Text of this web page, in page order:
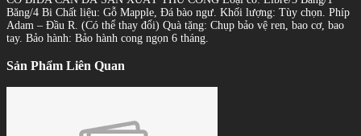
Băng/4 Bi Chất liệu: Gỗ Mapple, Đá bào ngư. Khối lượng: Tùy chọn. Phíp
Adam – Đầu R. (Có thể thay đổi) Quà tặng: Chụp bảo vệ ren, bao cơ, bao
tay. Bảo hành: Bảo hành cong ngọn 6 tháng.
Sản Phẩm Liên Quan